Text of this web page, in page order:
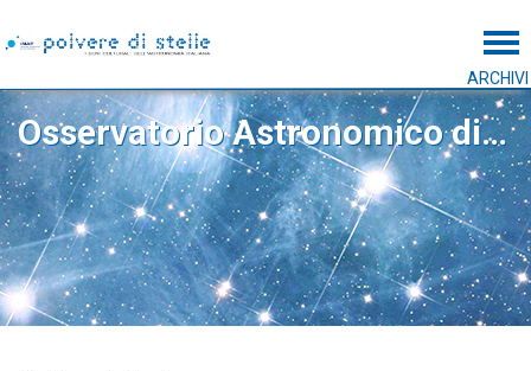
ARCHIVI
Osservatorio Astronomico di Roma